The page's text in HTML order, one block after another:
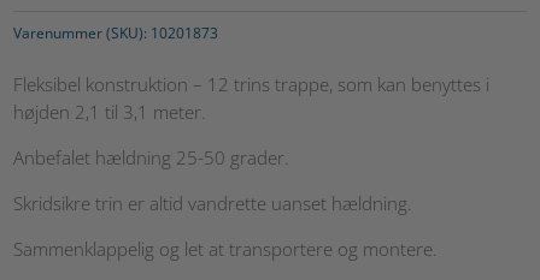
Varenummer (SKU): 10201873
Fleksibel konstruktion – 12 trins trappe, som kan benyttes i
højden 2,1 til 3,1 meter.
Anbefalet hældning 25-50 grader.
Skridsikre trin er altid vandrette uanset hældning.
Sammenklappelig og let at transportere og montere.